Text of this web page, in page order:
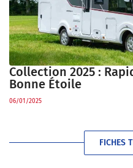
Collection 2025 :
Bonne Étoile
06/01/2025
FICHES